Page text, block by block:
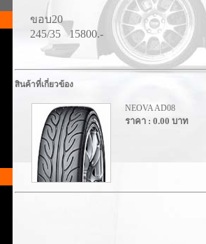
ขอบ20
245/35 15800.-
สินค้าที่เกี่ยวข้อง
NEOVA AD08
ราคา : 0.00 บาท